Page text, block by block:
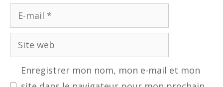
mail
Site
web
Enregistrer mon nom, mon e-mail et mon